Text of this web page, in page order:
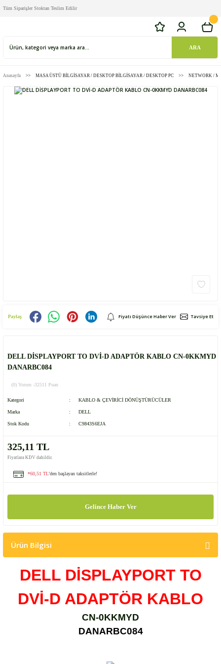
Tüm Siparişler Stoktan Teslim Edilir
ARA
Anasayfa MASA ÜSTÜ BİLGİSAYAR / DESKTOP BİLGİSAYAR / DESKTOP PC NETWORK /
Paylaş Fiyatı Düşünce Haber Ver Tavsiye Et
DELL DİSPLAYPORT TO DVİ-D ADAPTÖR KABLO CN-0KKMYD
DANARBC084
(0) Yorum -32511 Puan
Kategori KABLO & ÇEVİRİCİ DÖNÜŞTÜRÜCÜLER
Marka DELL
Stok Kodu C9843S6EJA
325,11 TL
Fiyatlara KDV dahildir.
*60,51 TL'den başlayan taksitlerle!
Gelince Haber Ver
Ürün Bilgisi
DELL DİSPLAYPORT TO
DVİ-D ADAPTÖR KABLO
CN-0KKMYD
DANARBC084